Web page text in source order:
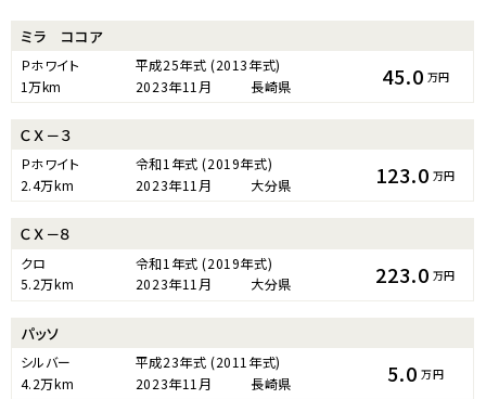
ミラ ココア
Ｐホワイト 平成25年式 (2013年式)
1万km
2023年11月 長崎県 45.0 万円
ＣＸ－３
Ｐホワイト 令和1年式 (2019年式)
2.4万km
2023年11月 大分県 123.0 万円
ＣＸ－８
クロ 令和1年式 (2019年式)
5.2万km
2023年11月 大分県 223.0 万円
パッソ
シルバー 平成23年式 (2011年式)
4.2万km
2023年11月 長崎県 5.0 万円